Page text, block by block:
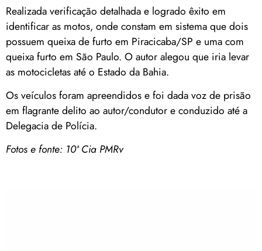
Realizada verificação detalhada e logrado êxito em
identificar as motos, onde constam em sistema que dois
possuem queixa de furto em Piracicaba/SP e uma com
queixa furto em São Paulo. O autor alegou que iria levar
as motocicletas até o Estado da Bahia.
Os veículos foram apreendidos e foi dada voz de prisão
em flagrante delito ao autor/condutor e conduzido até a
Delegacia de Polícia.
Fotos e fonte: 10ª Cia PMRv